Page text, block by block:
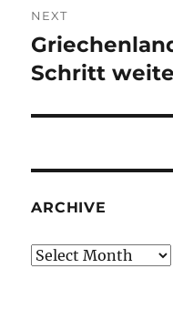
NEXT
Next
post:
Schritt
ARCHIVE
Archive